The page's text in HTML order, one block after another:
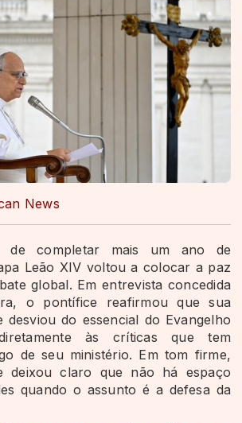
News
de completar mais um ano de
Leão XIV voltou a colocar a paz
global. Em entrevista concedida
o pontífice reafirmou que sua
desviou do essencial do Evangelho
às críticas que tem
de seu ministério. Em tom firme,
deixou claro que não há espaço
quando o assunto é a defesa da